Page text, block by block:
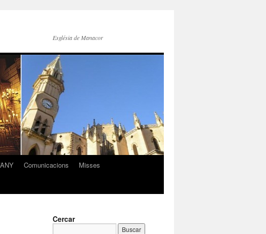
Església de Manacor
Comunicacions
Misses
Cercar